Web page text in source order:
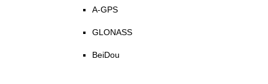
A-GPS
GLONASS
BeiDou